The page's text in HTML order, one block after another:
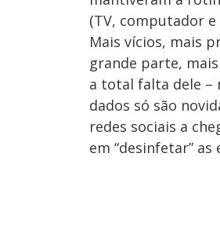
(TV, computador
Mais vícios, mais
grande parte,
a total falta dele –
dados só são
redes sociais a
em “desinfetar”